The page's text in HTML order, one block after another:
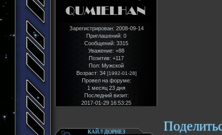
Зарегистрирован: 2008-09-14
Приглашений: 0
Сообщений: 3315
Уважение: +88
Позитив: +117
Пол: Мужской
Возраст: 34 [1992-01-28]
Провел на форуме:
1 месяц 23 дня
Последний визит:
2017-01-29 16:53:25
КАЙЛ ДОРНЕЗ